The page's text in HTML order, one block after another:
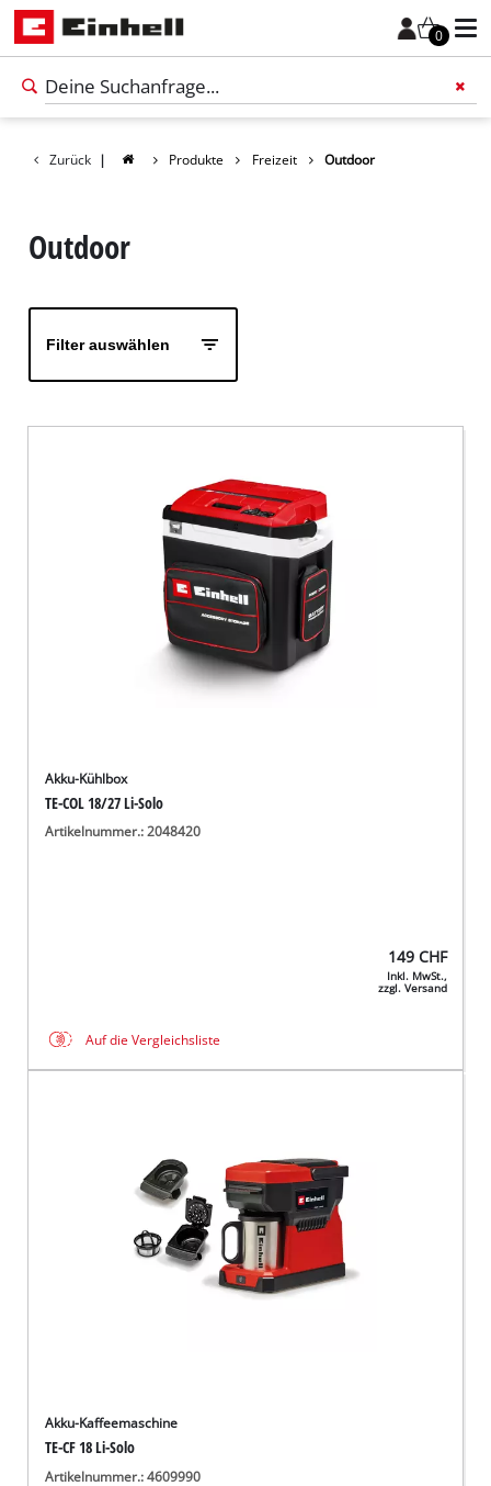
0
Zurück | Produkte Freizeit Outdoor
Outdoor
Filter auswählen
Akku-Kühlbox
TE-COL 18/27 Li-Solo
Artikelnummer.: 2048420
149 CHF
Inkl. MwSt.,
zzgl. Versand
Auf die Vergleichsliste
Akku-Kaffeemaschine
TE-CF 18 Li-Solo
Artikelnummer.: 4609990